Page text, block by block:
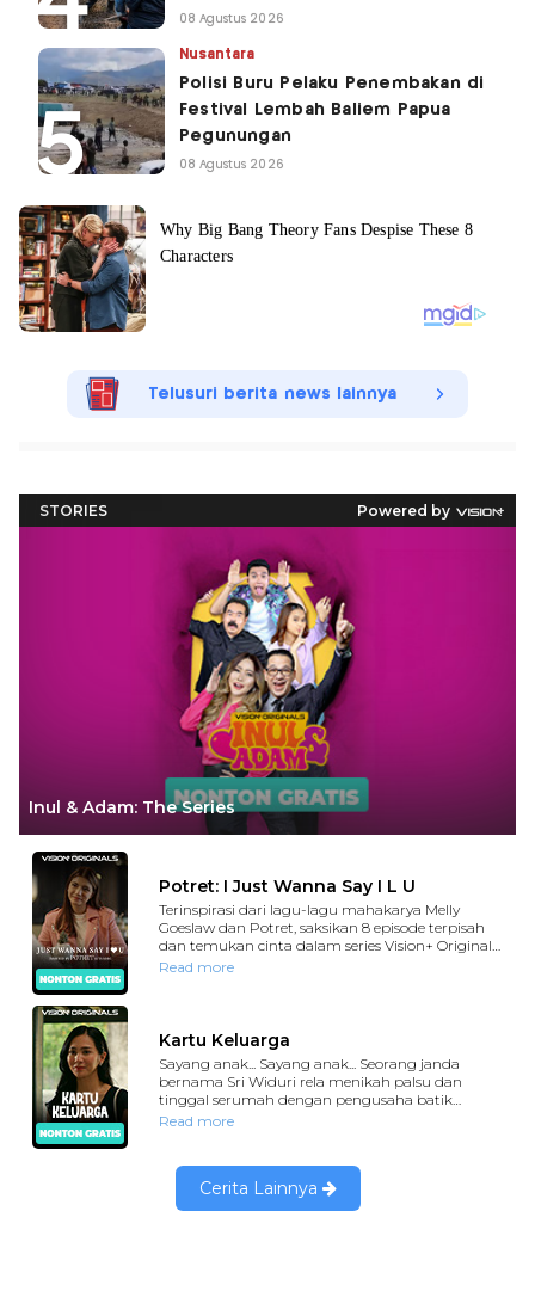
08 Agustus 2026
Nusantara
Polisi Buru Pelaku Penembakan di
Festival Lembah Baliem Papua
Pegunungan
08 Agustus 2026
Telusuri berita news lainnya